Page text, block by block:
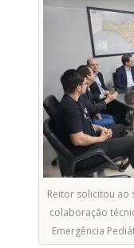
Reitor solicitou ao
colaboração
Emergência